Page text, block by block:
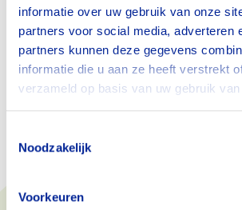
informatie over uw gebruik van onze
partners voor social media, adverteren
partners kunnen deze gegevens
informatie die u aan ze heeft verstrekt
verzameld op basis van uw gebruik
Noodzakelijk
Voorkeuren
De podcast is te beluisteren via
website van Over Morgen.
Beluister de podcast via